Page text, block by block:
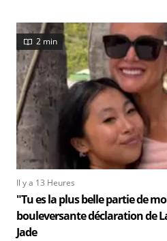
2 min
Il y a 13 Heures
"Tu es la plus belle partie de
bouleversante déclaration de
Jade